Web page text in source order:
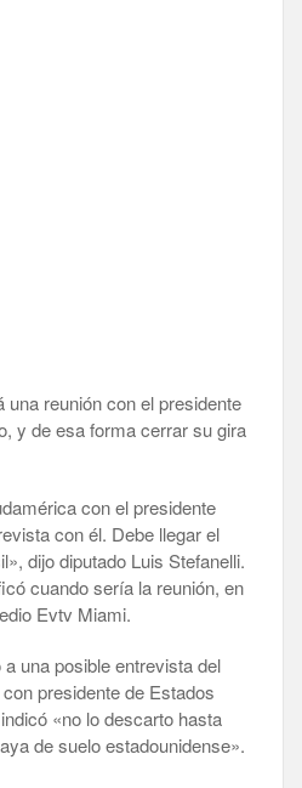
una reunión con el presidente
y de esa forma cerrar su gira
con el presidente
con él. Debe llegar el
dijo diputado Luis Stefanelli.
cuando sería la reunión, en
Evtv Miami.
una posible entrevista del
presidente de Estados
«no lo descarto hasta
de suelo estadounidense».